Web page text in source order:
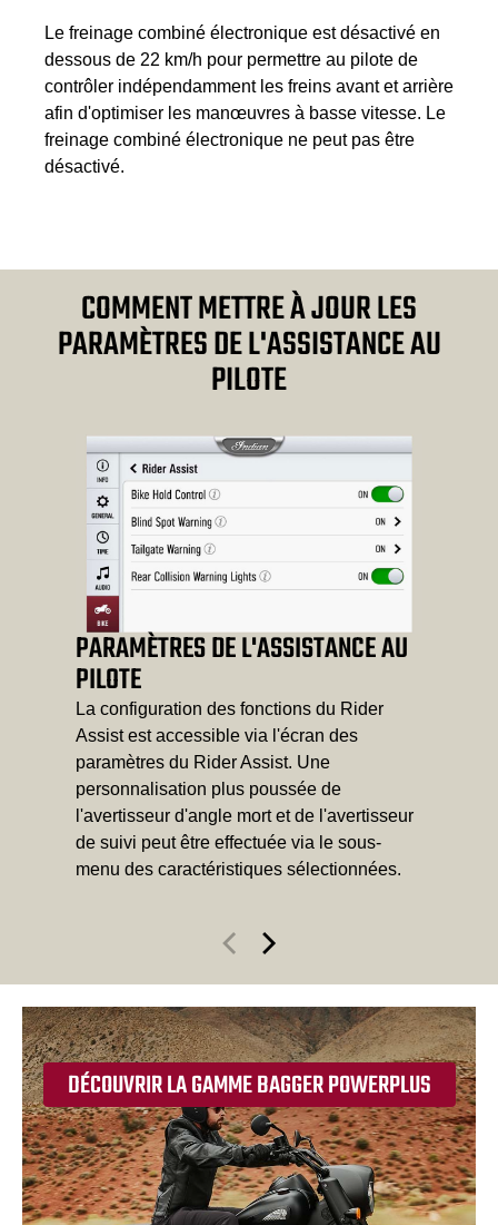
Le freinage combiné électronique est désactivé en
dessous de 22 km/h pour permettre au pilote de
contrôler indépendamment les freins avant et arrière
afin d'optimiser les manœuvres à basse vitesse. Le
freinage combiné électronique ne peut pas être
désactivé.
COMMENT METTRE À JOUR LES
PARAMÈTRES DE L'ASSISTANCE AU
PILOTE
PARAMÈTRES DE L'ASSISTANCE AU
PILOTE
La configuration des fonctions du Rider
Assist est accessible via l'écran des
paramètres du Rider Assist. Une
personnalisation plus poussée de
l'avertisseur d'angle mort et de l'avertisseur
de suivi peut être effectuée via le sous-
menu des caractéristiques sélectionnées.
DÉCOUVRIR LA GAMME BAGGER POWERPLUS